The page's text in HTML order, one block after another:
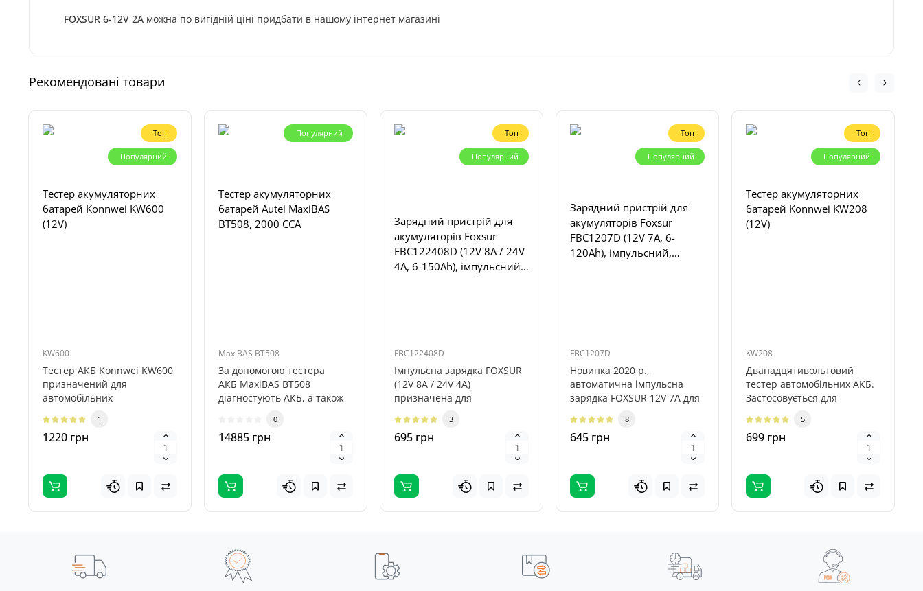
FOXSUR 6-12V 2A можна по вигідній ціні придбати в нашому інтернет магазині
Рекомендовані товари
Топ
Популярний
Тестер акумуляторних
батарей Konnwei KW600
(12V)
KW600
Тестер АКБ Konnwei KW600
призначений для
автомобільних
ефективно аналізувати ..
1
1220 грн
Популярний
Тестер акумуляторних
батарей Autel MaxiBAS
BT508, 2000 CCA
MaxiBAS BT508
За допомогою тестера
АКБ MaxiBAS BT508
діагностують АКБ, а також
0
14885 грн
Топ
Популярний
Зарядний пристрій для
акумуляторів Foxsur
FBC122408D (12V 8A / 24V
4A, 6-150Ah), імпульсний,
FBC122408D
Імпульсна зарядка FOXSUR
(12V 8A / 24V 4A)
призначена для
десульфатації АКБ ..
3
695 грн
Топ
Популярний
Зарядний пристрій для
акумуляторів Foxsur
FBC1207D (12V 7A, 6-
120Ah), імпульсний,
FBC1207D
Новинка 2020 р.,
автоматична імпульсна
зарядка FOXSUR 12V 7A для
автомобільних АКБ ..
8
645 грн
Топ
Популярний
Тестер акумуляторних
батарей Konnwei KW208
(12V)
KW208
Дванадцятивольтовий
тестер автомобільних АКБ.
Застосовується для
кислотних, AGM..
5
699 грн